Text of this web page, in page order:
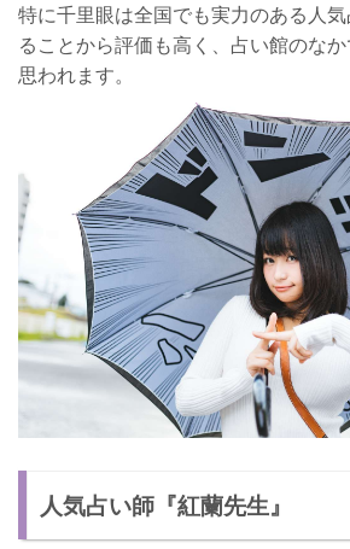
特に千里眼は全国でも実力のある人
ることから評価も高く、占い館のな
思われます。
人気占い師『紅蘭先生』